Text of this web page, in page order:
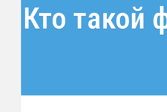
Кто такой